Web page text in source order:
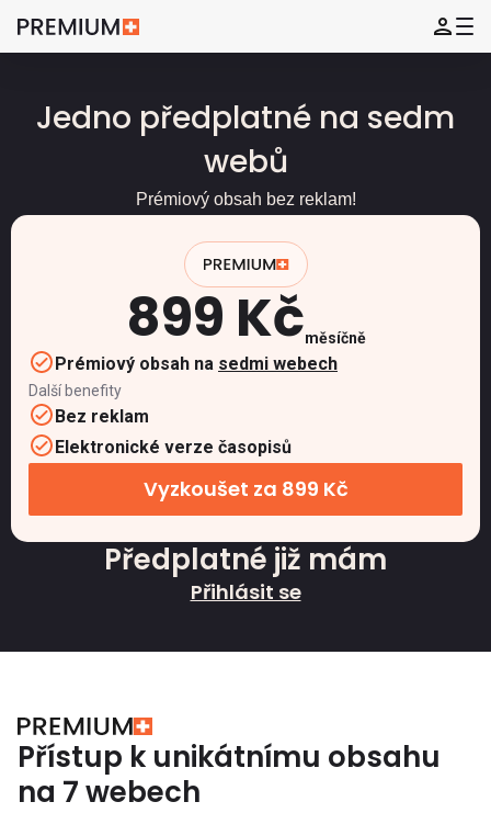
Jedno předplatné na sedm
webů
Prémiový obsah bez reklam!
899 Kčměsíčně
Prémiový obsah na sedmi webech
Další benefity
Bez reklam
Elektronické verze časopisů
Vyzkoušet za 899 Kč
Předplatné již mám
Přihlásit se
Přístup k unikátnímu obsahu
na 7 webech